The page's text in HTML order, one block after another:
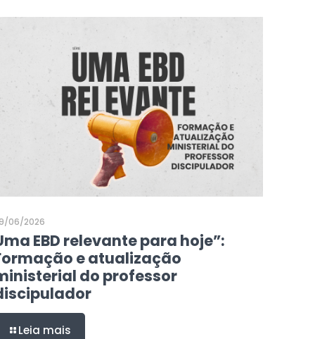
06/2026
EBD relevante para hoje”:
e atualização
do professor
Leia mais